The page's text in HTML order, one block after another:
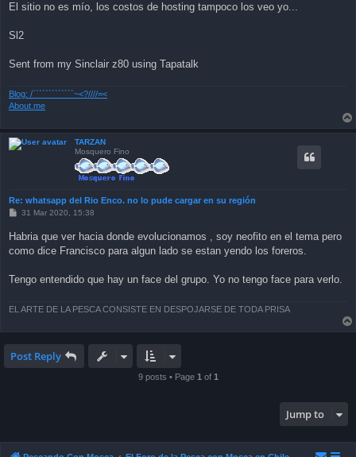
El sitio no es mío, los costos de hosting tampoco los veo yo...
Sl2
Sent from my Sinclair z80 using Tapatalk
Blog: /`````````````~<?////=<
About.me
TARZAN
Mosquero Fino
Re: whatsapp del Rio Enco. no lo pude cargar en su región
P
t
31 Mar 2020, 15:38
Habria que ver hacia donde evolucionamos , soy neofito en el tema pero
como dice Francisco para algun lado se estan yendo los foreros.
Tengo entendido que hay un face del grupo. Yo no tengo face para verlo.
EL ARTE DE LA PESCA CONSISTE EN DESPOJARSE DE TODA PRISA
Post Reply
9 posts • Page 1 of 1
Jump to